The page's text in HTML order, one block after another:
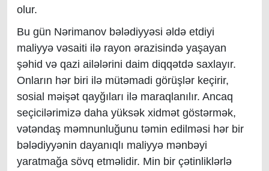
olur.
Bu gün Nərimanov bələdiyyəsi əldə etdiyi
maliyyə vəsaiti ilə rayon ərazisində yaşayan
şəhid və qazi ailələrini daim diqqətdə saxlayır.
Onların hər biri ilə mütəmadi görüşlər keçirir,
sosial məişət qayğıları ilə maraqlanılır. Ancaq
seçicilərimizə daha yüksək xidmət göstərmək,
vətəndaş məmnunluğunu təmin edilməsi hər bir
bələdiyyənin dayanıqlı maliyyə mənbəyi
yaratmağa sövq etməlidir. Min bir çətinliklərlə